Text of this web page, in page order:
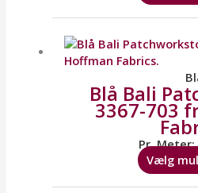
Blå Bali
3367-703
Pr. Meter:
Vælg